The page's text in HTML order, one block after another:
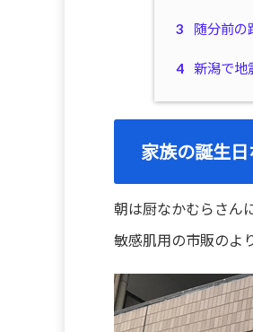
3 随分前の
4 新潟で地
家族の誕生
朝は厨なかむらさん
敏感肌用の市販のよ